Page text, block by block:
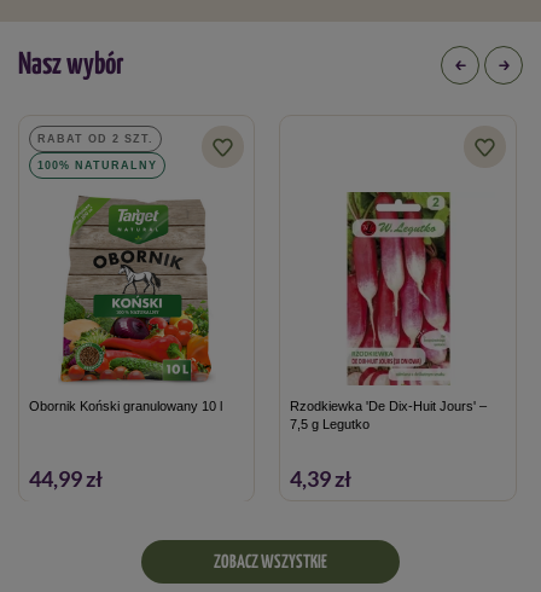
Nasz wybór
RABAT OD 2 SZT.
100% NATURALNY
Obornik Koński granulowany 10 l
44,99 zł
Rzodkiewka 'De Dix-Huit Jours' –
7,5 g Legutko
4,39 zł
ZOBACZ WSZYSTKIE